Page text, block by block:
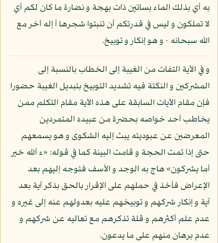
به أي بذلك الماء بساتين ذات بهجة و نضارة ما كان لكم أي
لا تملكون و ليس في قدرتكم أن تنبتوا شجرها أ إله آخر مع
الله سبحانه - و هو إنكار و توبيخ.
و في الآية التفات من الغيبة إلى الخطاب بالنسبة إلى
المشركين و النكتة فيه تشديد التوبيخ بتبديل الغيبة حضورا
فإن مقام الآيات السابقة على هذه الآية مقام التكلم ممن
يخاطب أحد خواصه بحضرة من عبيده المتمردين
المعرضين عن عبوديته يبث إليه الشكوى و هو يسمعهم
حتى إذا تمت الحجة و قامت البينة كما في قوله: «ء آلله خير
أما يشركون» هاج به الوجد و الأسف فتوجه إليهم بعد
الإعراض فأخذ في حملهم على الإقرار بالحق بذكر آية بعد
آية و إنكار شركهم و توبيخهم عليه بعدولهم عنه إلى غيره و
عدم علم أكثرهم و قلة تذكرهم مع تعاليه عن شركهم و
عدم برهان منهم على ما يدعون.